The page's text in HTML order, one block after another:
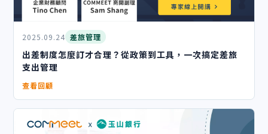
2025.09.24 差旅管理
出差制度怎麼訂才合理？從政策到工具，一次搞定差旅
支出管理
查看回顧